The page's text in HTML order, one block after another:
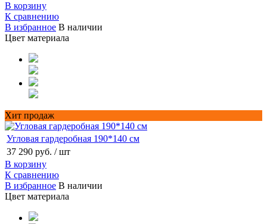
В корзину
К сравнению
В избранное В наличии
Цвет материала
Хит продаж
Угловая гардеробная 190*140 см
37 290 руб. / шт
В корзину
К сравнению
В избранное В наличии
Цвет материала